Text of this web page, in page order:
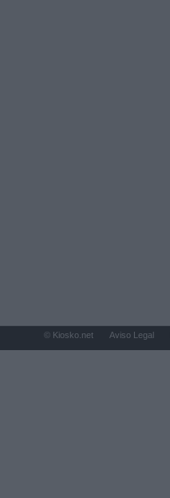
© Kiosko.net Aviso Legal